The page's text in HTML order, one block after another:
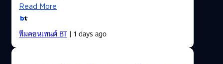
Read More
ทีมคอนเทนต์ BT| 1 days ago